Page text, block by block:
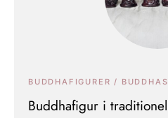
BUDDHAFIGURER /
Buddhafigur i